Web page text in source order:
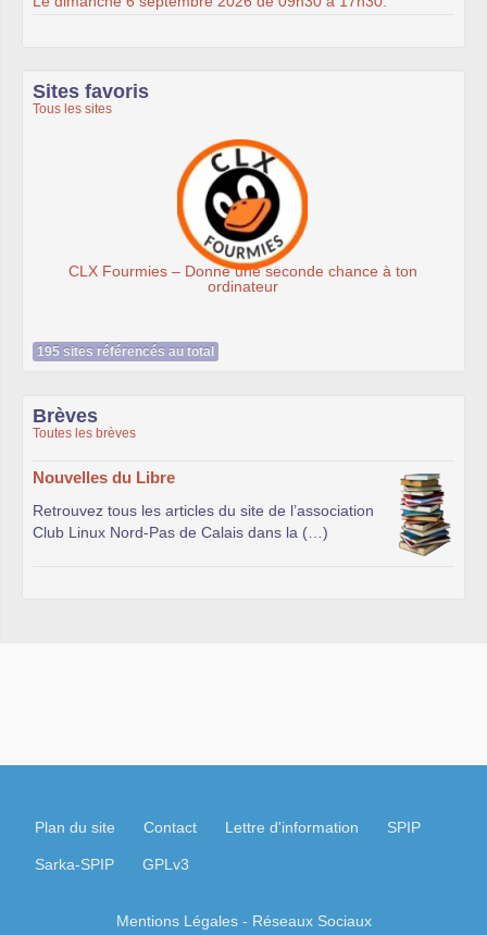
Sites favoris
Tous les sites
chance à ton
Association Éthiciel
195 sites référencés au total
Brèves
Toutes les brèves
Nouvelles du Libre
Retrouvez tous les articles du site de l’association
Club Linux Nord-Pas de Calais dans la (…)
Plan du site Contact Lettre d'information SPIP
Sarka-SPIP GPLv3
Mentions Légales- Réseaux Sociaux